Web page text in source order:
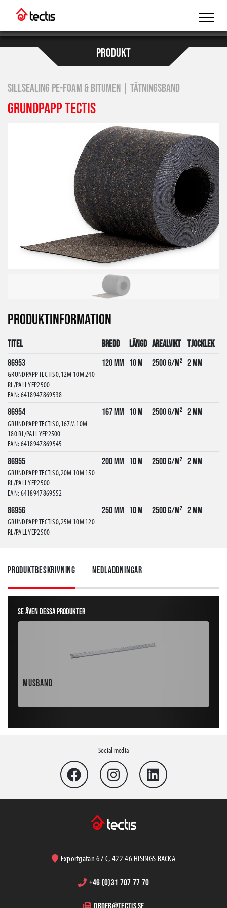
PRODUKT
SILLSEALING PE-FOAM & BITUMEN | TÄTNINGSBAND
GRUNDPAPP TECTIS
PRODUKTINFORMATION
Titel Bredd Längd Arealvikt
Tjocklek
86953
GRUNDPAPP TECTIS 0,12M 10M 240
RL/PALL YEP2500
EAN: 6418947869538
120 mm 10 m 2500 g/m² 2 mm
86954
GRUNDPAPP TECTIS 0,167M 10M
180 RL/PALL YEP2500
EAN: 6418947869545
167 mm 10 m 2500 g/m² 2 mm
86955
GRUNDPAPP TECTIS 0,20M 10M 150
RL/PALL YEP2500
EAN: 6418947869552
200 mm 10 m 2500 g/m² 2 mm
86956
GRUNDPAPP TECTIS 0,25M 10M 120
RL/PALL YEP2500
250 mm 10 m 2500 g/m² 2 mm
GRUNDPAPP TECTIS 0,33M 10M 90
EAN: 6418947969573
Produktbeskrivning
Nedladdningar
Se även dessa produkter
Musband
Social media
Exportgatan 67 C, 422 46 HISINGS BACKA
+46 (0)31 707 77 70
order@tectis.se